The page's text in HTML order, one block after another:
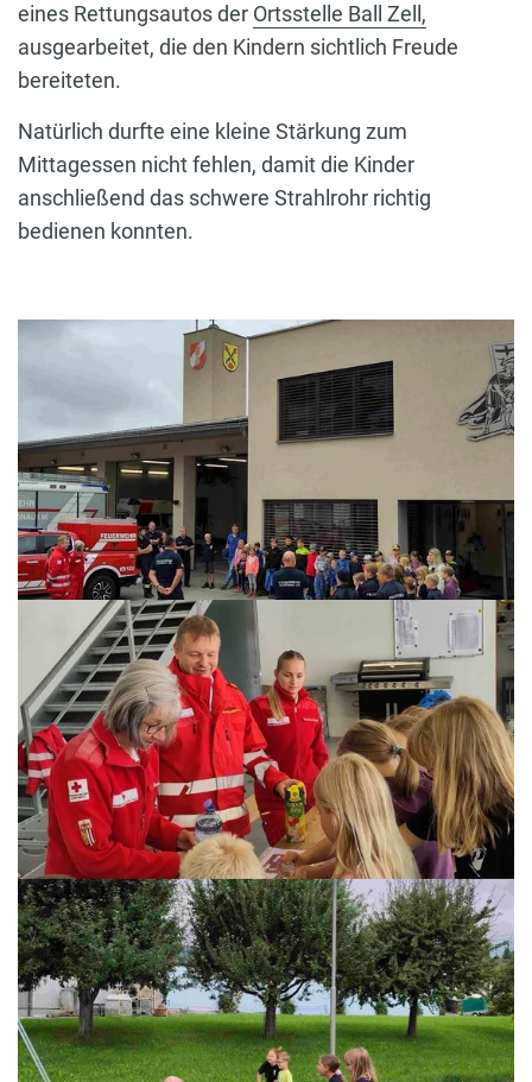
eines Rettungsautos der Ortsstelle Ball Zell,
ausgearbeitet, die den Kindern sichtlich Freude
bereiteten.
Natürlich durfte eine kleine Stärkung zum
Mittagessen nicht fehlen, damit die Kinder
anschließend das schwere Strahlrohr richtig
bedienen konnten.